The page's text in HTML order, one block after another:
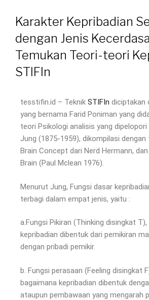
Karakter Kepribadian
dengan Jenis
Temukan Teori-teori
STIFIn
tesstifin.id – Teknik STIFIn diciptakan
yang bernama Farid Poniman yang
teori Psikologi analisis yang
Jung (1875-1959), dikompilasi
Brain Concept dari Nerd Hermann,
Brain (Paul Mclean 1976).
Menurut Jung, Fungsi dasar
terbagi dalam empat jenis, yaitu :
a.Fungsi Pikiran (Thinking disingkat
kepribadian dibentuk dari pemikiran
dengan pribadi pemikir.
b. Fungsi perasaan (Feeling disingkat
bagaimana kepribadian dibentuk
ataupun pembawaan yang mengarah